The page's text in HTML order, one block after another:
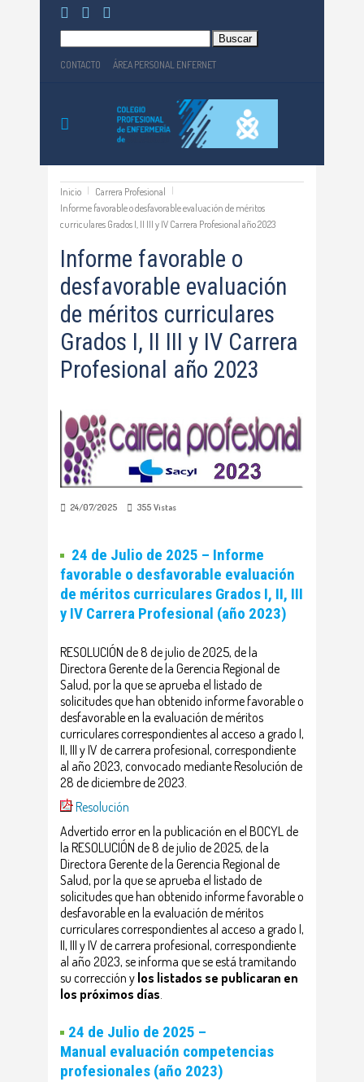
CONTACTO ÁREA PERSONAL ENFERNET
Inicio
Carrera Profesional
Informe favorable o desfavorable evaluación de méritos
curriculares Grados I, II III y IV Carrera Profesional año 2023
Informe favorable o
desfavorable evaluación
de méritos curriculares
Grados I, II III y IV Carrera
Profesional año 2023
24/07/2025 355 Vistas
24 de Julio de 2025 – Informe
favorable o desfavorable evaluación
de méritos curriculares Grados I, II, III
y IV Carrera Profesional (año 2023)
RESOLUCIÓN de 8 de julio de 2025, de la
Directora Gerente de la Gerencia Regional de
Salud, por la que se aprueba el listado de
solicitudes que han obtenido informe favorable o
desfavorable en la evaluación de méritos
curriculares correspondientes al acceso a grado I,
II, III y IV de carrera profesional, correspondiente
al año 2023, convocado mediante Resolución de
28 de diciembre de 2023.
Resolución
Advertido error en la publicación en el BOCYL de
la RESOLUCIÓN de 8 de julio de 2025, de la
Directora Gerente de la Gerencia Regional de
Salud, por la que se aprueba el listado de
solicitudes que han obtenido informe favorable o
desfavorable en la evaluación de méritos
curriculares correspondientes al acceso a grado I,
II, III y IV de carrera profesional, correspondiente
al año 2023, se informa que se está tramitando
su corrección y los listados se publicaran en
los próximos días.
24 de Julio de 2025 –
Manual evaluación competencias
profesionales (año 2023)